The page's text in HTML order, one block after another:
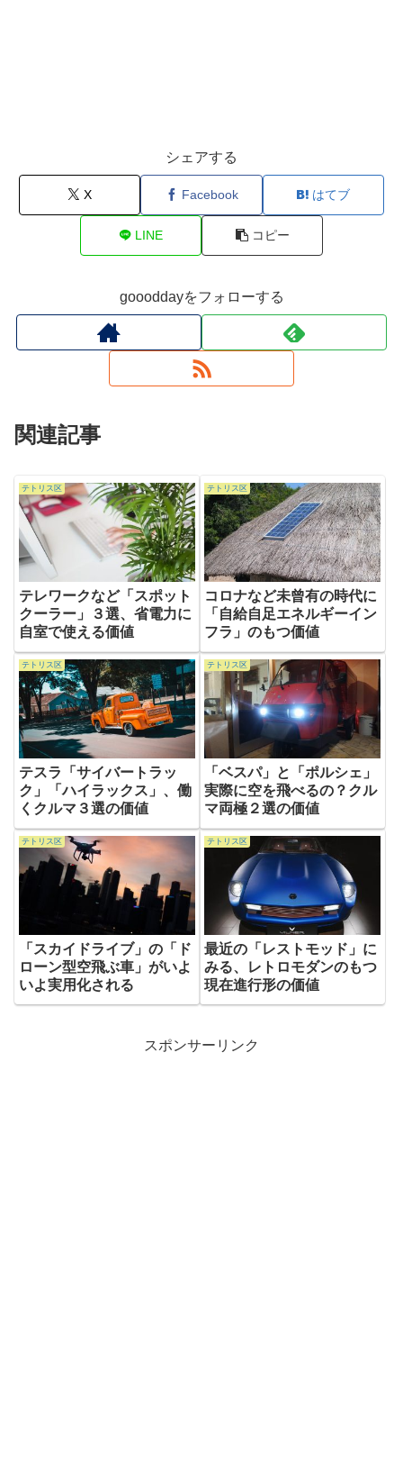
シェアする
X Facebook はてブ
LINE コピー
goooddayをフォローする
関連記事
テトリス区
テレワークなど「スポット
クーラー」３選、省電力に
自室で使える価値
テトリス区
コロナなど未曾有の時代に
「自給自足エネルギーイン
フラ」のもつ価値
テトリス区
テスラ「サイバートラッ
ク」「ハイラックス」、働
くクルマ３選の価値
テトリス区
「ベスパ」と「ポルシェ」
実際に空を飛べるの？クル
マ両極２選の価値
テトリス区
「スカイドライブ」の「ド
ローン型空飛ぶ車」がいよ
いよ実用化される
テトリス区
最近の「レストモッド」に
みる、レトロモダンのもつ
現在進行形の価値
スポンサーリンク